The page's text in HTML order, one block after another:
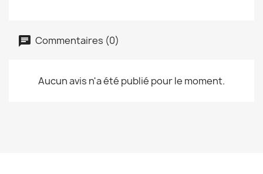
Commentaires (0)
Aucun avis n'a été publié pour le moment.